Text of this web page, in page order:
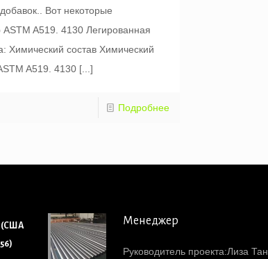
Вот некоторые
ASTM A519. 4130 Легированная
Химический состав Химический
A519. 4130[...]
Подробнее
(США
Менеджер
Руководитель проекта:Лиза Тан